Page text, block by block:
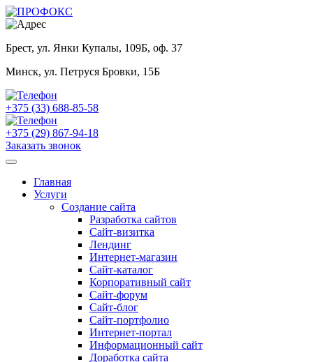
Брест, ул. Янки Купалы, 109Б, оф. 37
Минск, ул. Петруся Бровки, 15Б
+375 (33) 688-85-58
+375 (29) 867-94-18
Заказать звонок
Главная
Услуги
Создание сайта
Разработка сайтов
Сайт-визитка
Лендинг
Интернет-магазин
Сайт-каталог
Корпоративный сайт
Сайт-форум
Сайт-блог
Сайт-портфолио
Интернет-портал
Информационный сайт
Доработка сайта